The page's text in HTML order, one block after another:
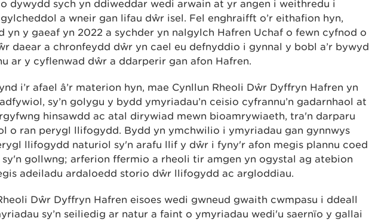
dywydd sych yn ddiweddar wedi arwain at yr angen i weithredu i
a wneir gan lifau dŵr isel. Fel enghraifft o’r eithafion hyn,
yn y gaeaf yn 2022 a sychder yn nalgylch Hafren Uchaf o fewn cyfnod o
daear a chronfeydd dŵr yn cael eu defnyddio i gynnal y bobl a’r bywyd
ar y cyflenwad dŵr a ddarperir gan afon Hafren.
i’r afael â’r materion hyn, mae Cynllun Rheoli Dŵr Dyffryn Hafren yn
sy’n golygu y bydd ymyriadau’n ceisio cyfrannu’n gadarnhaol at
hinsawdd ac atal dirywiad mewn bioamrywiaeth, tra'n darparu
o ran perygl llifogydd. Bydd yn ymchwilio i ymyriadau gan gynnwys
llifogydd naturiol sy'n arafu llif y dŵr i fyny'r afon megis plannu coed
sy'n gollwng; arferion ffermio a rheoli tir amgen yn ogystal ag atebion
adeiladu ardaloedd storio dŵr llifogydd ac argloddiau.
Dŵr Dyffryn Hafren eisoes wedi gwneud gwaith cwmpasu i ddeall
sy’n seiliedig ar natur a faint o ymyriadau wedi'u saernïo y gallai